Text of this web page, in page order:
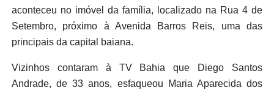
aconteceu no imóvel da família, localizado na Rua 4 de
Setembro, próximo à Avenida Barros Reis, uma das
principais da capital baiana.
Vizinhos contaram à TV Bahia que Diego Santos
Andrade, de 33 anos, esfaqueou Maria Aparecida dos